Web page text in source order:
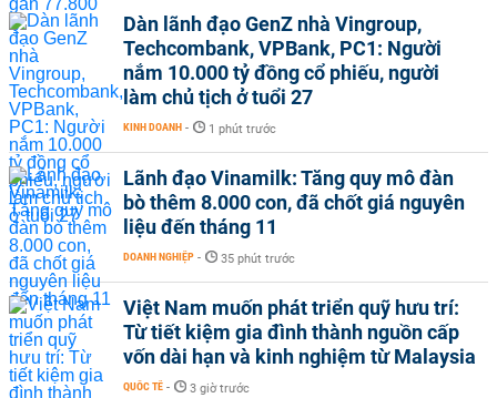
Dàn lãnh đạo GenZ nhà Vingroup,
Techcombank, VPBank, PC1: Người
nắm 10.000 tỷ đồng cổ phiếu, người
làm chủ tịch ở tuổi 27
KINH DOANH - 1 phút trước
Lãnh đạo Vinamilk: Tăng quy mô đàn
bò thêm 8.000 con, đã chốt giá nguyên
liệu đến tháng 11
DOANH NGHIỆP - 35 phút trước
Việt Nam muốn phát triển quỹ hưu trí:
Từ tiết kiệm gia đình thành nguồn cấp
vốn dài hạn và kinh nghiệm từ Malaysia
QUỐC TẾ - 3 giờ trước